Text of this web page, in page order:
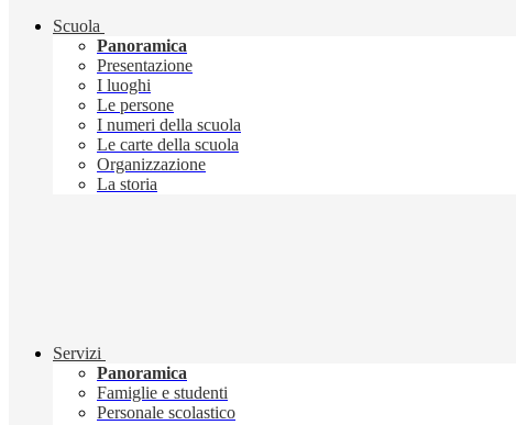
Scuola
Panoramica
Presentazione
I luoghi
Le persone
I numeri della scuola
Le carte della scuola
Organizzazione
La storia
Servizi
Panoramica
Famiglie e studenti
Personale scolastico